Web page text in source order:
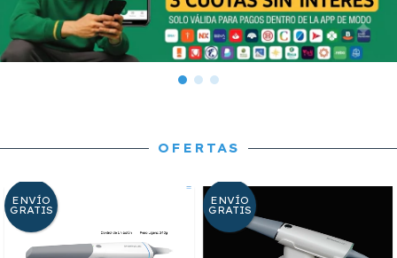
OFERTAS
ENVÍO
GRATIS
ENVÍO
GRATIS